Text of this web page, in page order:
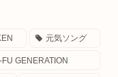
元気ソング
GENERATION